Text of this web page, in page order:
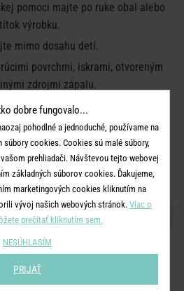
pomoci majte po ruke obal alebo
výrobku.
mimo dosahu detí.
povrchmi, iskrami, otvoreným
zdrojmi zápalu.
dôkladne umyte ruky.
vetranom a chladnom mieste.
zlikvidujte v súlade s miestnymi,
predpismi.
S PRIATEĽMI
dobre fungovalo...
pohodlné a jednoduché, používame na
súbory cookies. Cookies sú malé súbory,
prehliadači. Návštevou tejto webovej
základných súborov cookies. Ďakujeme,
marketingových cookies kliknutím na
vývoj našich webových stránok. Viac o
prečítať kliknutím sem.
NESÚHLASÍM
PRIJAŤ